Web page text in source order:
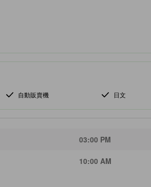
自動販賣機 日文
03:00 PM
10:00 AM